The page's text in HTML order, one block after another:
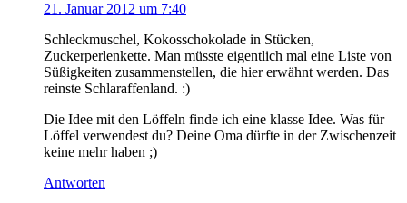
21. Januar 2012 um 7:40
Schleckmuschel, Kokosschokolade in Stücken,
Zuckerperlenkette. Man müsste eigentlich mal eine Liste von
Süßigkeiten zusammenstellen, die hier erwähnt werden. Das
reinste Schlaraffenland. :)
Die Idee mit den Löffeln finde ich eine klasse Idee. Was für
Löffel verwendest du? Deine Oma dürfte in der Zwischenzeit
keine mehr haben ;)
Antworten